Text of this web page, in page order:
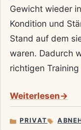
Gewicht wieder
Kondition und
Stand auf dem
waren. Dadurch
richtigen
Weiterlesen
KATEGORIEN
PRIVAT